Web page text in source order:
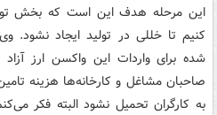
این مرحله هدف این است که بخش
کنیم تا خللی در تولید ایجاد نشود.
شده برای واردات این واکسن ارز
صاحبان مشاغل و کارخانه‌ها هزینه
به کارگران تحمیل نشود البته فکر